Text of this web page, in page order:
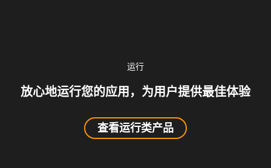
运行
放心地运行您的应用，为用户提供最佳体验
查看运行类产品